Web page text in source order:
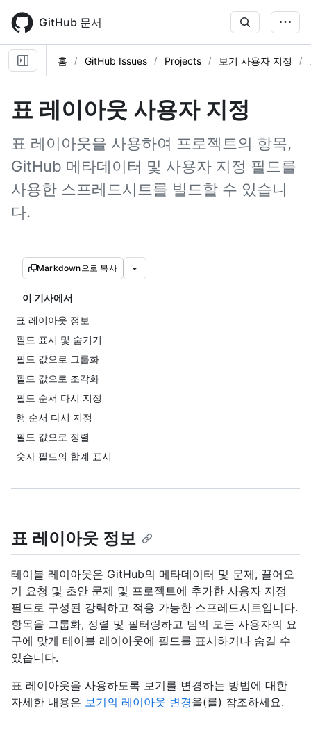
main
content
GitHub 문서
홈 GitHub Issues Projects 보기 사용자 지정
표 레이아웃 사용자 지정
표 레이아웃을 사용하여 프로젝트의 항목,
GitHub 메타데이터 및 사용자 지정 필드를
사용한 스프레드시트를 빌드할 수 있습니
다.
Markdown으로 복사
이 기사에서
표 레이아웃 정보
필드 표시 및 숨기기
필드 값으로 그룹화
필드 값으로 조각화
필드 순서 다시 지정
행 순서 다시 지정
필드 값으로 정렬
숫자 필드의 합계 표시
표 레이아웃 정보
테이블 레이아웃은 GitHub의 메타데이터 및 문제, 끌어오
기 요청 및 초안 문제 및 프로젝트에 추가한 사용자 지정
필드로 구성된 강력하고 적응 가능한 스프레드시트입니다.
항목을 그룹화, 정렬 및 필터링하고 팀의 모든 사용자의 요
구에 맞게 테이블 레이아웃에 필드를 표시하거나 숨길 수
있습니다.
표 레이아웃을 사용하도록 보기를 변경하는 방법에 대한
자세한 내용은 보기의 레이아웃 변경을(를) 참조하세요.